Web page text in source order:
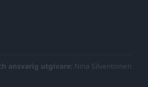
ansvarig utgivare: Nina Silventoinen